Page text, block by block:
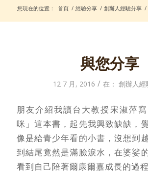
您現在的位置： 首頁 / 經驗分享 / 創辦人經驗分享 /
與您分享
12 7 月, 2016 / 在： 創辦人經
朋友介紹我讀台大教授宋淑萍
咪」這本書，起先我興致缺缺，
像是給青少年看的小書，沒想到
到結尾竟然是滿臉淚水，在婆娑
看到自己陪著爾康爾嘉成長的過程